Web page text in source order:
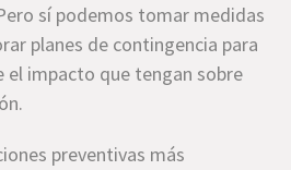
sí podemos tomar medidas
planes de contingencia para
el impacto que tengan sobre
preventivas más